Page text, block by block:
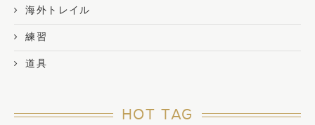
海外トレイル
練習
道具
HOT TAG